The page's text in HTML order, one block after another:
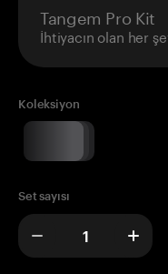
Tangem Pro Kit
İhtiyacın olan her
Koleksiyon
Set sayısı